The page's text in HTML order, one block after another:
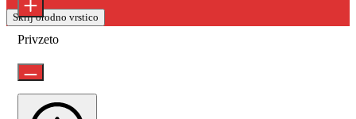
Skrij orodno vrstico
Privzeto